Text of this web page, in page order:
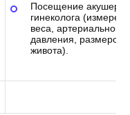
Посещение акушера-
гинеколога
веса, артериального
давления, размеров
живота).